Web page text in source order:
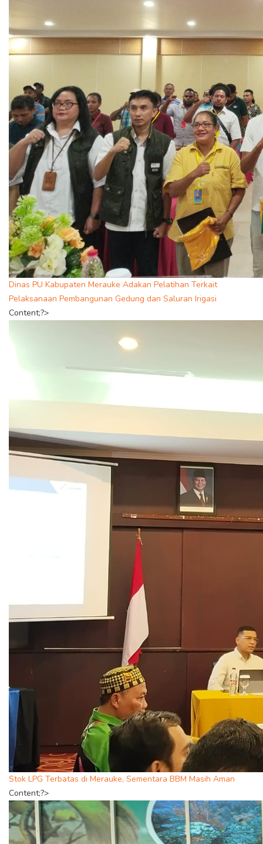
Dinas PU Kabupaten Merauke Adakan Pelatihan Terkait
Pelaksanaan Pembangunan Gedung dan Saluran Irigasi
Content;?>
Stok LPG Terbatas di Merauke, Sementara BBM Masih Aman
Content;?>